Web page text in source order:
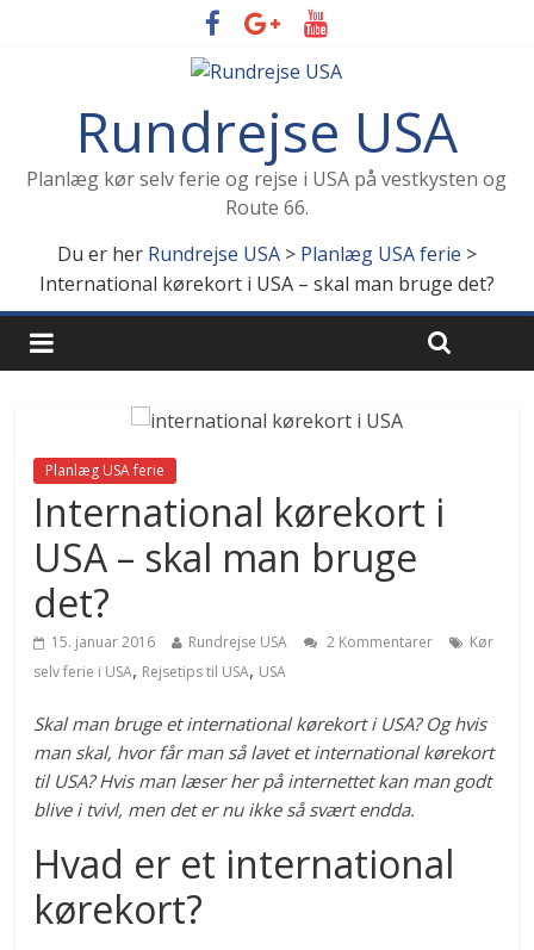
Rundrejse USA
Planlæg kør selv ferie og rejse i USA på vestkysten og
Route 66.
Du er her Rundrejse USA> Planlæg USA ferie >
International kørekort i USA – skal man bruge det?
Planlæg USA ferie
International kørekort i
USA – skal man bruge
det?
15. januar 2016 Rundrejse USA 2 Kommentarer
Kør
selv ferie i USA, Rejsetips til USA, USA
Skal man bruge et international kørekort i USA? Og hvis
man skal, hvor får man så lavet et international kørekort
til USA? Hvis man læser her på internettet kan man godt
blive i tvivl, men det er nu ikke så svært endda.
Hvad er et international
kørekort?